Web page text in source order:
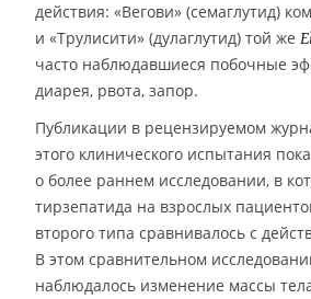
действия: «Вегови» (семаглутид)
и «Трулисити» (дулаглутид) той же
часто наблюдавшиеся побочные
диарея, рвота, запор.
Публикации в рецензируемом
этого клинического испытания
о более раннем исследовании, в
тирзепатида на взрослых
второго типа сравнивалось с
В этом сравнительном
наблюдалось изменение массы